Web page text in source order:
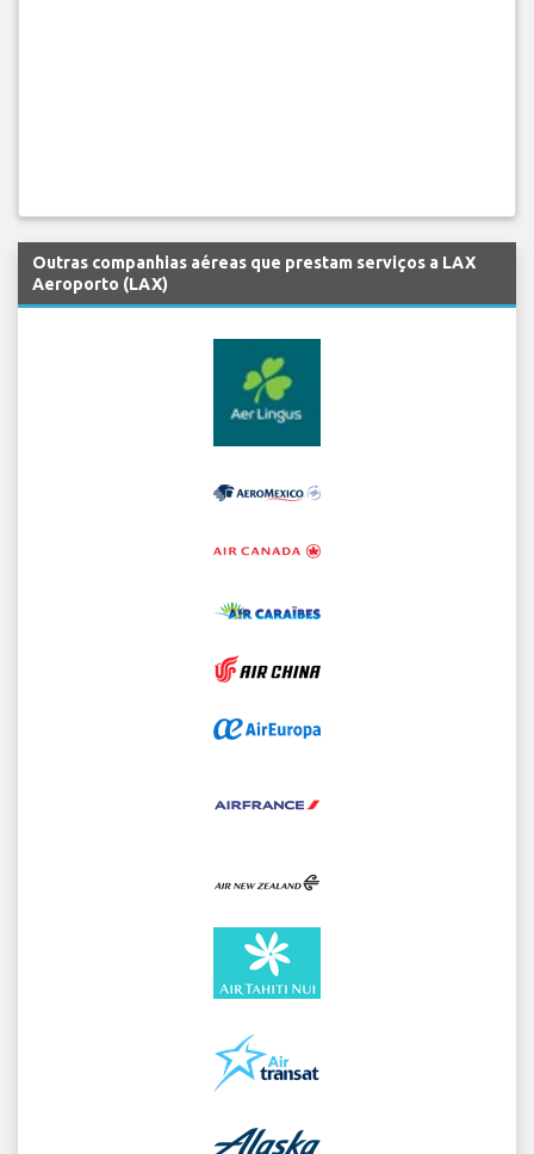
Outras companhias aéreas que prestam serviços a LAX
Aeroporto (LAX)